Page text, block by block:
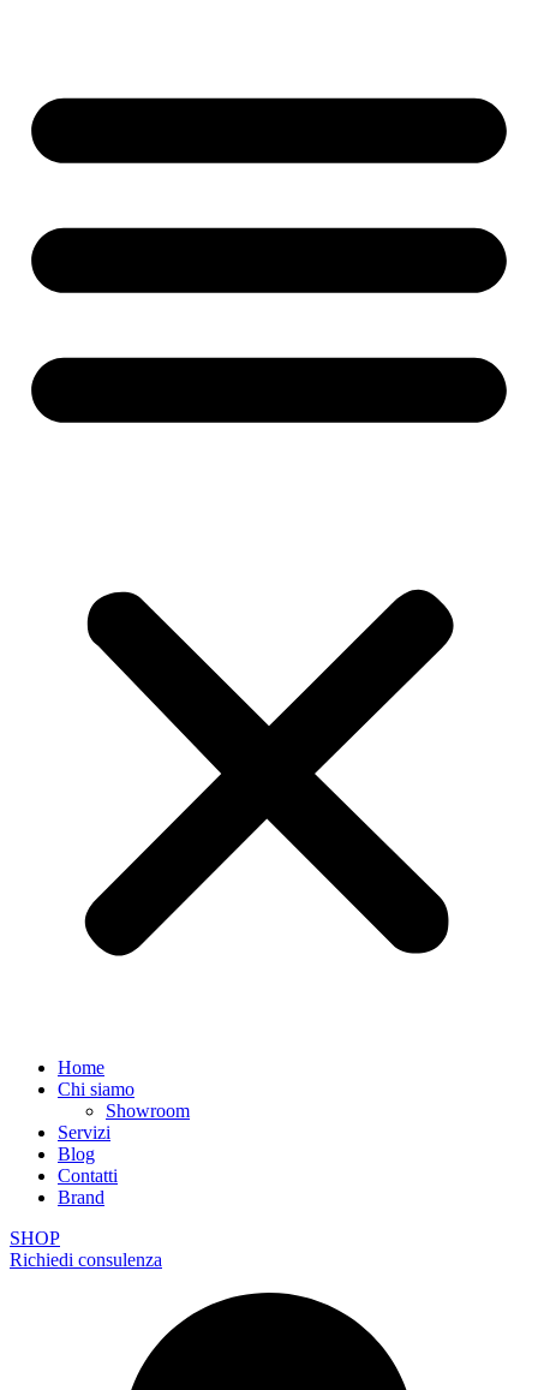
Home
Chi siamo
Showroom
Servizi
Blog
Contatti
Brand
SHOP
Richiedi consulenza